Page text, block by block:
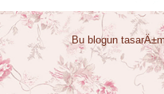
Bu blogun